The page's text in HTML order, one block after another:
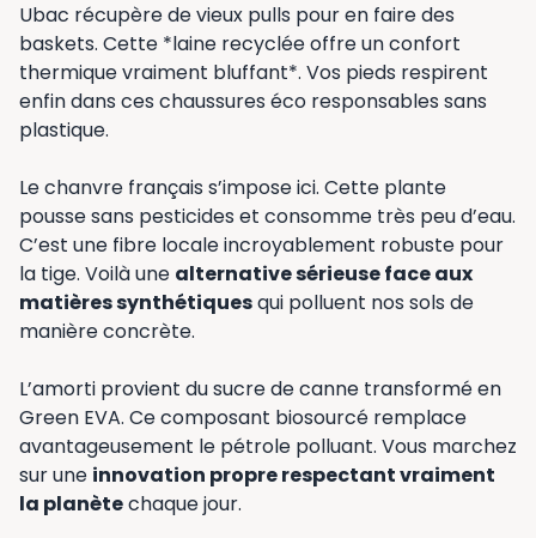
Ubac récupère de vieux pulls pour en faire des
baskets. Cette *laine recyclée offre un confort
thermique vraiment bluffant*. Vos pieds respirent
enfin dans ces chaussures éco responsables sans
plastique.
Le chanvre français s’impose ici. Cette plante
pousse sans pesticides et consomme très peu d’eau.
C’est une fibre locale incroyablement robuste pour
la tige. Voilà une alternative sérieuse face aux
matières synthétiquesqui polluent nos sols de
manière concrète.
L’amorti provient du sucre de canne transformé en
Green EVA. Ce composant biosourcé remplace
avantageusement le pétrole polluant. Vous marchez
sur une innovation propre respectant vraiment
la planètechaque jour.